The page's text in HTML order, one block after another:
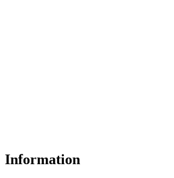
Information